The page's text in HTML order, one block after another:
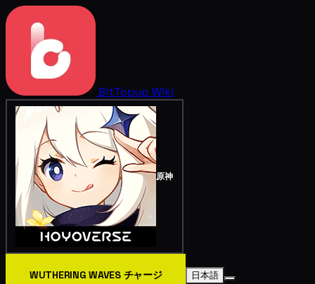
BitTopup Wiki
原神
WUTHERING WAVES チャージ 日本語